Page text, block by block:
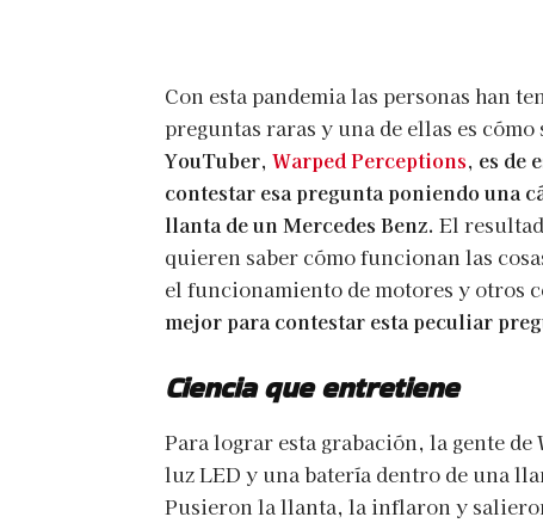
Con esta pandemia las personas han
preguntas raras y una de ellas es
YouTuber, Warped Perceptions, es de
contestar esa pregunta poniendo una
llanta de un Mercedes Benz. El
quieren saber cómo funcionan las
el funcionamiento de motores y otros
mejor para contestar esta peculiar
Ciencia que entretiene
Para lograr esta grabación, la gente
luz LED y una batería dentro de una
Pusieron la llanta, la inflaron y